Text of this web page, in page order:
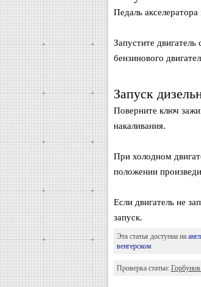
Педаль
Запустите
бензинового
Запуск
Поверните ключ
накаливания.
При холодном
положении
Если двигатель не
запуск.
Эта статья доступна на
венгерском
Проверка статьи: